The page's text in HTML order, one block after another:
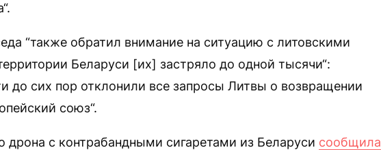
“также обратил внимание на ситуацию с литовскими
Беларуси [их] застряло до одной тысячи“:
до сих пор отклонили все запросы Литвы о возвращении
союз“.
дрона с контрабандными сигаретами из Беларуси сообщила